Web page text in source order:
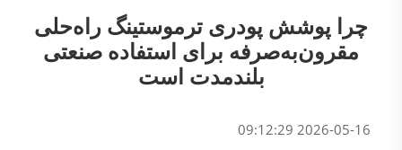
چرا پوشش پودری ترموستینگ راه‌حلی
مقرون‌به‌صرفه برای استفاده صنعتی
بلندمدت است
2026-05-16 09:12:29